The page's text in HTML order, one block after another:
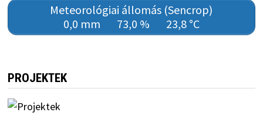
Meteorológiai állomás (Sencrop)
0,0 mm
73,0 % 23,8 °C
PROJEKTEK